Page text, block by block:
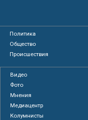
Политика
Общество
Происшествия
Видео
Фото
Мнения
Медиацентр
Колумнисты